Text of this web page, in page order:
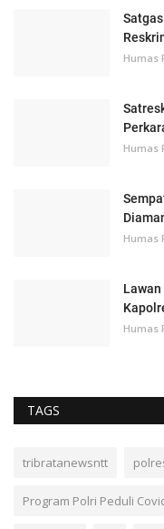
Humas
Humas
Humas
Humas
TAGS
tribratanewsntt
Program Polri Peduli